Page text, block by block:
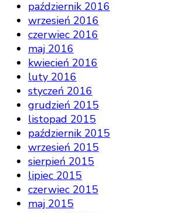
październik 2016
wrzesień 2016
czerwiec 2016
maj 2016
kwiecień 2016
luty 2016
styczeń 2016
grudzień 2015
listopad 2015
październik 2015
wrzesień 2015
sierpień 2015
lipiec 2015
czerwiec 2015
maj 2015